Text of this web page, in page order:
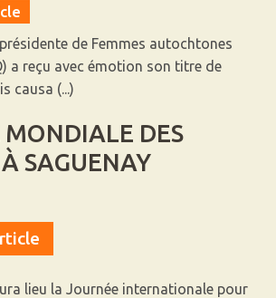
de Femmes autochtones
a reçu avec émotion son titre de
causa (...)
MONDIALE DES
SAGUENAY
lieu la Journée internationale pour